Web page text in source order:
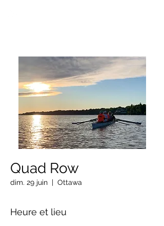
Quad Row
dim. 29 juin
  |
Ottawa
Heure et lieu